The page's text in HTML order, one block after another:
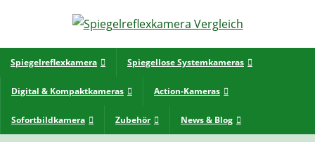
Spiegelreflexkamera Spiegellose Systemkameras
Digital & Kompaktkameras Action-Kameras
Sofortbildkamera Zubehör News & Blog